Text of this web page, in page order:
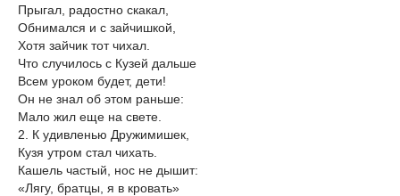
Прыгал, радостно скакал,
Обнимался и с зайчишкой,
Хотя зайчик тот чихал.
Что случилось с Кузей дальше
Всем уроком будет, дети!
Он не знал об этом раньше:
Мало жил еще на свете.
2. К удивленью Дружимишек,
Кузя утром стал чихать.
Кашель частый, нос не дышит:
«Лягу, братцы, я в кровать»